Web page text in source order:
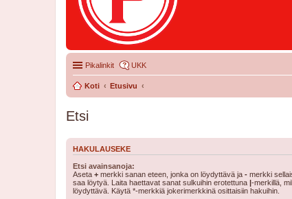
Pikalinkit UKK
Koti Etusivu
Etsi
HAKULAUSEKE
Etsi avainsanoja:
Aseta + merkki sanan eteen, jonka on löydyttävä ja - merkki
saa löytyä. Laita haettavat sanat sulkuihin erotettuna |-merkillä,
löydyttävä. Käytä *-merkkiä jokerimerkkinä osittaisiin hakuihin.